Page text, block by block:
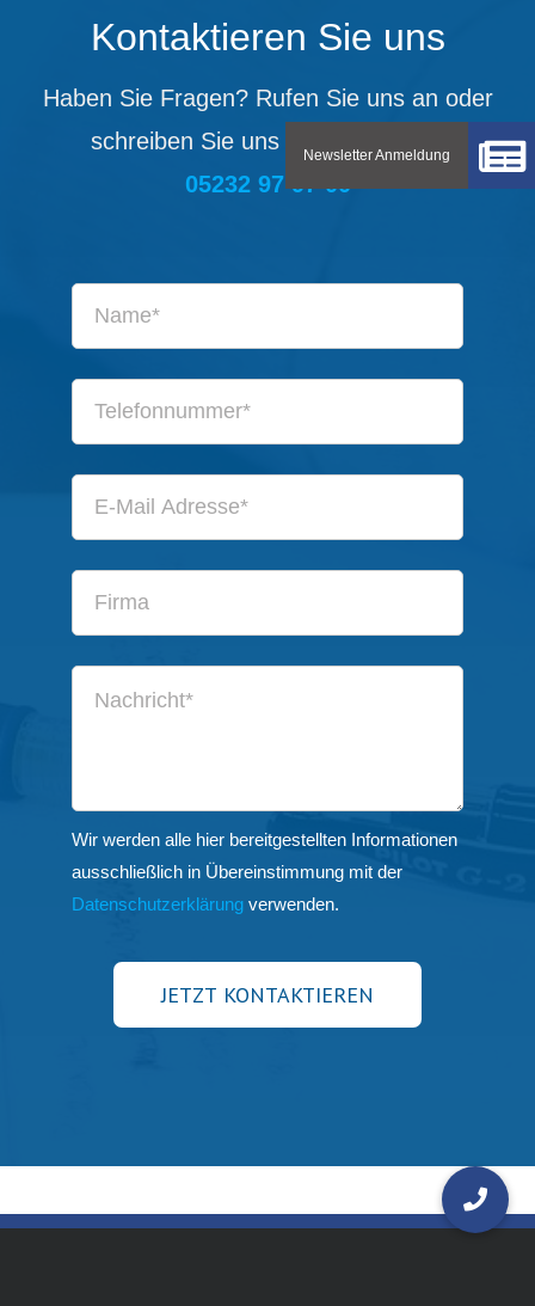
Kontaktieren Sie uns
Haben Sie Fragen? Rufen Sie uns an oder
schreiben Sie uns eine Nachricht!
05232 97 97 00
Wir werden alle hier bereitgestellten Informationen
ausschließlich in Übereinstimmung mit der
Datenschutzerklärungverwenden.
JETZT KONTAKTIEREN